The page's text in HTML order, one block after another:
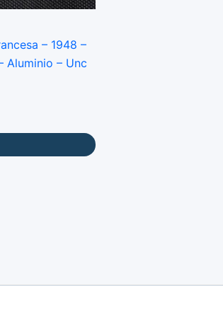
– 1948 –
Aluminio – Unc